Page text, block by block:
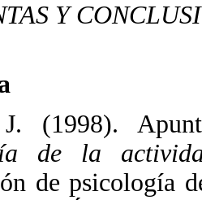
Y
(1998).
de la
de psicología